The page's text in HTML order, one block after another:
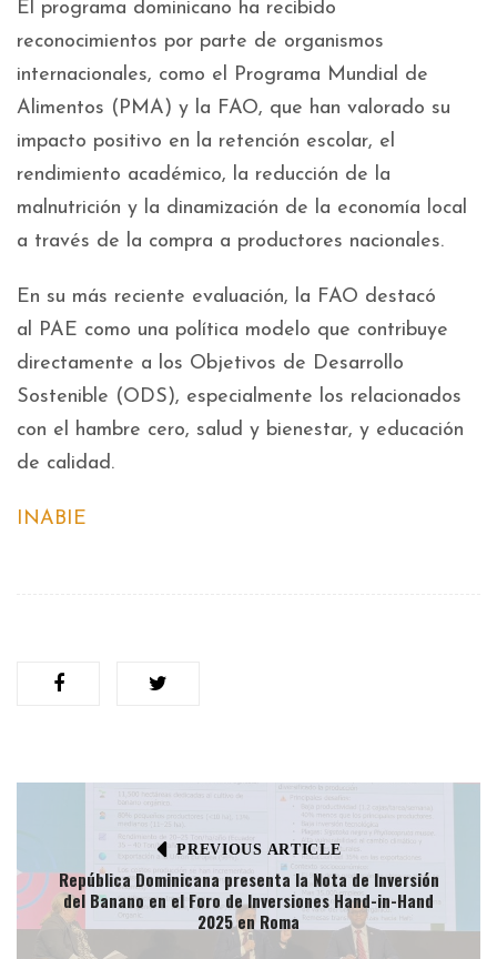
El programa dominicano ha recibido
reconocimientos por parte de organismos
internacionales, como el Programa Mundial de
Alimentos (PMA) y la FAO, que han valorado su
impacto positivo en la retención escolar, el
rendimiento académico, la reducción de la
malnutrición y la dinamización de la economía local
a través de la compra a productores nacionales.
En su más reciente evaluación, la FAO destacó
al PAE como una política modelo que contribuye
directamente a los Objetivos de Desarrollo
Sostenible (ODS), especialmente los relacionados
con el hambre cero, salud y bienestar, y educación
de calidad.
INABIE
PREVIOUS ARTICLE
República Dominicana presenta la Nota de Inversión
del Banano en el Foro de Inversiones Hand-in-Hand
2025 en Roma